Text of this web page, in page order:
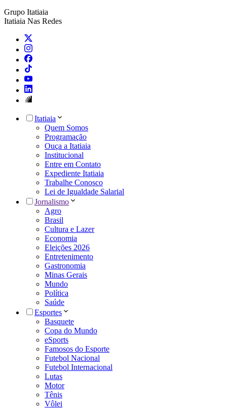
Grupo Itatiaia
Itatiaia Nas Redes
Itatiaia
Quem Somos
Programação
Ouça a Itatiaia
Institucional
Entre em Contato
Expediente Itatiaia
Trabalhe Conosco
Lei de Igualdade Salarial
Jornalismo
Agro
Brasil
Cultura e Lazer
Economia
Eleições 2026
Entretenimento
Gastronomia
Minas Gerais
Mundo
Política
Saúde
Esportes
Basquete
Copa do Mundo
eSports
Famosos do Esporte
Futebol Nacional
Futebol Internacional
Lutas
Motor
Tênis
Vôlei